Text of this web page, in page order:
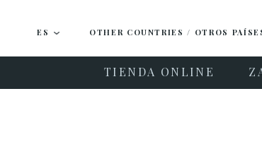
ES OTHER COUNTRIES / OTROS
TIENDA ONLINE